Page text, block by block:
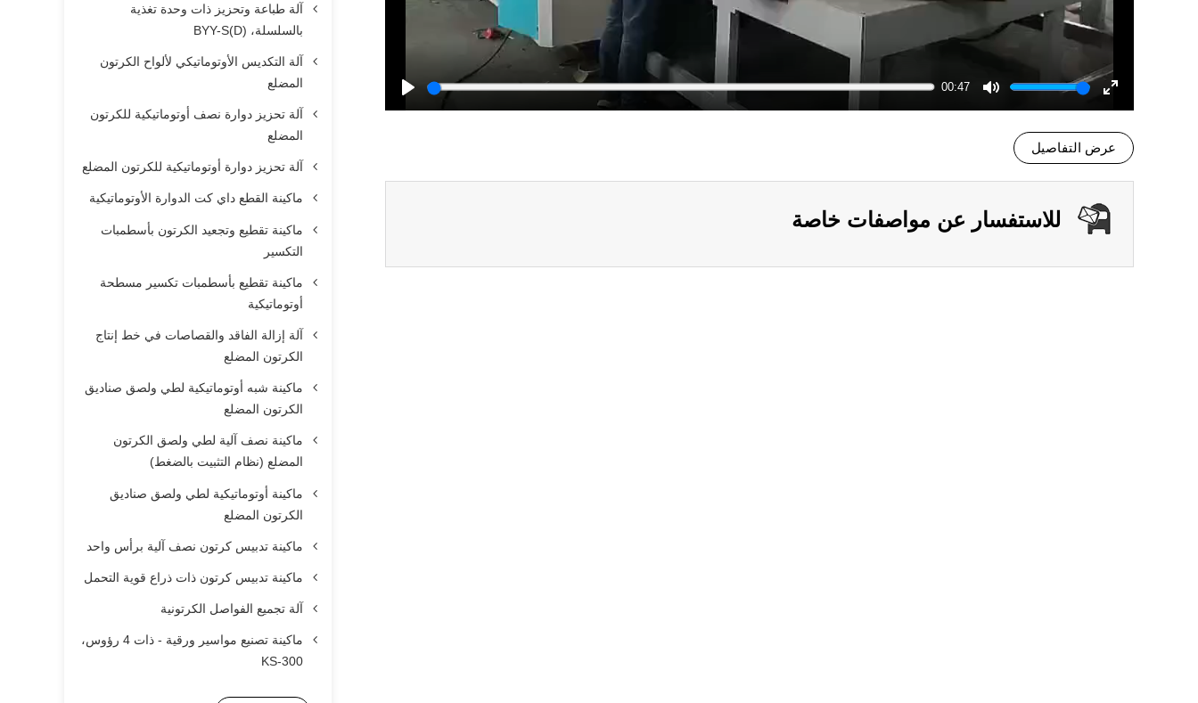
00:47
fullscreen
عرض التفاصيل
للاستفسار عن مواصفات خاصة
آلة طباعة وتحزيز ذات وحدة تغذية
بالسلسلة، BYY-S(D)
آلة التكديس الأوتوماتيكي لألواح الكرتون
المضلع
آلة تحزيز دوارة نصف أوتوماتيكية للكرتون
المضلع
آلة تحزيز دوارة أوتوماتيكية للكرتون المضلع
ماكينة القطع داي كت الدوارة الأوتوماتيكية
ماكينة تقطيع وتجعيد الكرتون بأسطمبات
التكسير
ماكينة تقطيع بأسطمبات تكسير مسطحة
أوتوماتيكية
آلة إزالة الفاقد والقصاصات في خط إنتاج
الكرتون المضلع
ماكينة شبه أوتوماتيكية لطي ولصق صناديق
الكرتون المضلع
ماكينة نصف آلية لطي ولصق الكرتون
المضلع (نظام التثبيت بالضغط)
ماكينة أوتوماتيكية لطي ولصق صناديق
الكرتون المضلع
ماكينة تدبيس كرتون نصف آلية برأس واحد
ماكينة تدبيس كرتون ذات ذراع قوية التحمل
آلة تجميع الفواصل الكرتونية
ماكينة تصنيع مواسير ورقية - ذات 4 رؤوس،
KS-300